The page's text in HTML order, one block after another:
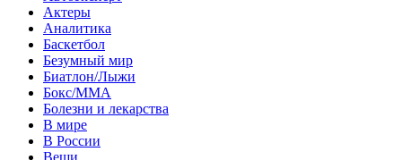
Актеры
Аналитика
Баскетбол
Безумный мир
Биатлон/Лыжи
Бокс/MMA
Болезни и лекарства
В мире
В России
Вещи